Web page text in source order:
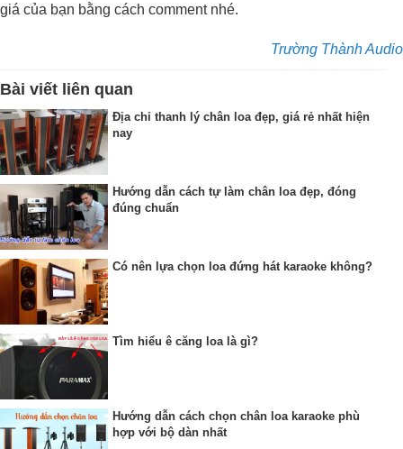
giá của bạn bằng cách comment nhé.
Trường Thành Audio
Bài viết liên quan
Địa chỉ thanh lý chân loa đẹp, giá rẻ nhất hiện
nay
Hướng dẫn cách tự làm chân loa đẹp, đóng
đúng chuẩn
Có nên lựa chọn loa đứng hát karaoke không?
Tìm hiểu ê căng loa là gì?
Hướng dẫn cách chọn chân loa karaoke phù
hợp với bộ dàn nhất